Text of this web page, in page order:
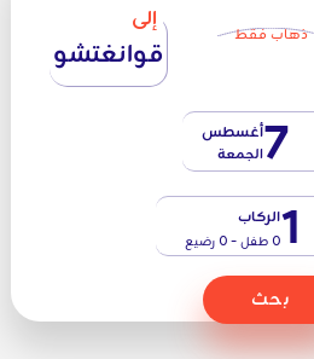
ذهاب فقط
إلى
قوانغتشو
7أغسطس
الجمعة
1الركاب
0 طفل - 0 رضيع
بحث